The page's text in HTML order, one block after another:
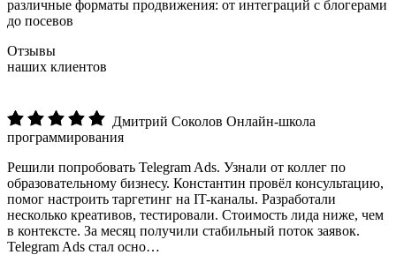
различные форматы продвижения: от интеграций с блогерами
до посевов
Отзывы
наших клиентов
Дмитрий Соколов Онлайн-школа
программирования
Решили попробовать Telegram Ads. Узнали от коллег по
образовательному бизнесу. Константин провёл консультацию,
помог настроить таргетинг на IT-каналы. Разработали
несколько креативов, тестировали. Стоимость лида ниже, чем
в контексте. За месяц получили стабильный поток заявок.
Telegram Ads стал осно…